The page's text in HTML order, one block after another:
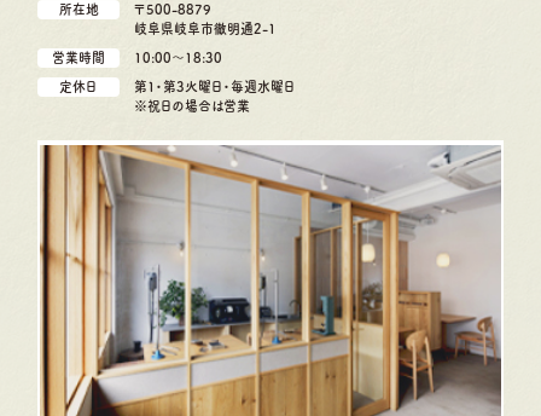
所在地
〒500-8879
岐阜県岐阜市徹明通2-1
営業時間 10:00〜18:30
定休日
第1・第3火曜日・毎週水曜日
※祝日の場合は営業